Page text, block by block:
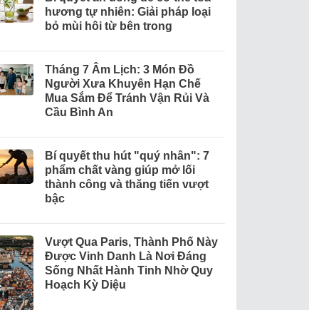
hương tự nhiên: Giải pháp loại
bỏ mùi hôi từ bên trong
Tháng 7 Âm Lịch: 3 Món Đồ
Người Xưa Khuyên Hạn Chế
Mua Sắm Để Tránh Vận Rủi Và
Cầu Bình An
Bí quyết thu hút "quý nhân": 7
phẩm chất vàng giúp mở lối
thành công và thăng tiến vượt
bậc
Vượt Qua Paris, Thành Phố Này
Được Vinh Danh Là Nơi Đáng
Sống Nhất Hành Tinh Nhờ Quy
Hoạch Kỳ Diệu